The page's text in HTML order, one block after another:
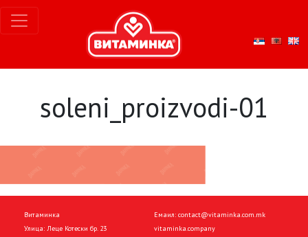
soleni_proizvodi-01
Витаминка
Улица: Леце Котески бр. 23
Емаил: contact@vitaminka.com.mk
vitaminka.company